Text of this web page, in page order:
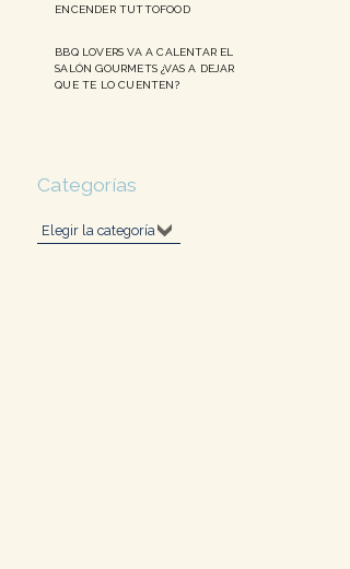
ENCENDER TUTTOFOOD
BBQ LOVERS VA A CALENTAR EL
SALÓN GOURMETS ¿VAS A DEJAR
QUE TE LO CUENTEN?
Categorías
Categorías